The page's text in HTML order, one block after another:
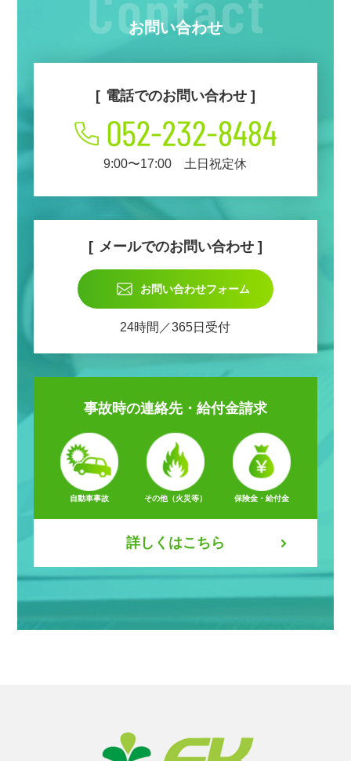
お問い合わせ
電話でのお問い合わせ
9:00〜17:00 土日祝定休
メールでのお問い合わせ
お問い合わせフォーム
24時間／365日受付
事故時の連絡先・給付金請求
自動車事故 その他（火災等） 保険金・給付金
詳しくはこちら